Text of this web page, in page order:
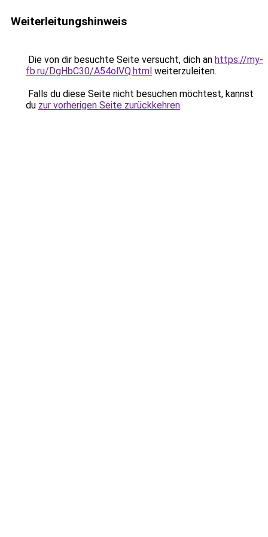
Weiterleitungshinweis
Die von dir besuchte Seite versucht, dich an https://my-
fb.ru/DgHbC30/A54olVQ.html weiterzuleiten.
Falls du diese Seite nicht besuchen möchtest, kannst
du zur vorherigen Seite zurückkehren.